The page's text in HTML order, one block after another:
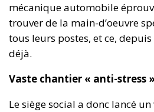
mécanique automobile
trouver de la main-d’oeuvre
tous leurs postes, et ce,
déjà.
Vaste chantier « anti-stress »
Le siège social a donc lancé